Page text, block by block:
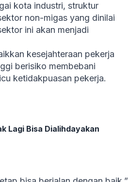
kota industri, struktur
non-migas yang dinilai
ini akan menjadi
kesejahteraan pekerja
berisiko membebani
ketidakpuasan pekerja.
Lagi Bisa Dialihdayakan